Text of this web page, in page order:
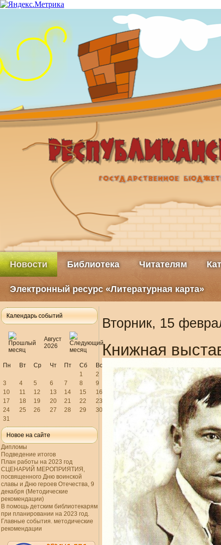
Новости Библиотека Читателям
Электронный ресурс «Литературная карта»
Календарь событий
Август
2026
Пн Вт Ср Чт Пт Сб
Вс
1
2
3
4 5 6 7 8
9
10
11 12 13 14 15
16
17
18 19 20 21 22
23
24
25 26 27 28 29
30
31
Новое на сайте
Дипломы
Подведение итогов
План работы на 2023 год
СЦЕНАРИЙ МЕРОПРИЯТИЯ,
посвященного Дню воинской
славы и Дню героев Отечества, 9
декабря (Методические
рекомендации)
В помощь детским библиотекарям
при планировании на 2023 год.
Главные события. методические
рекомендации
Вторник, 15
Книжная